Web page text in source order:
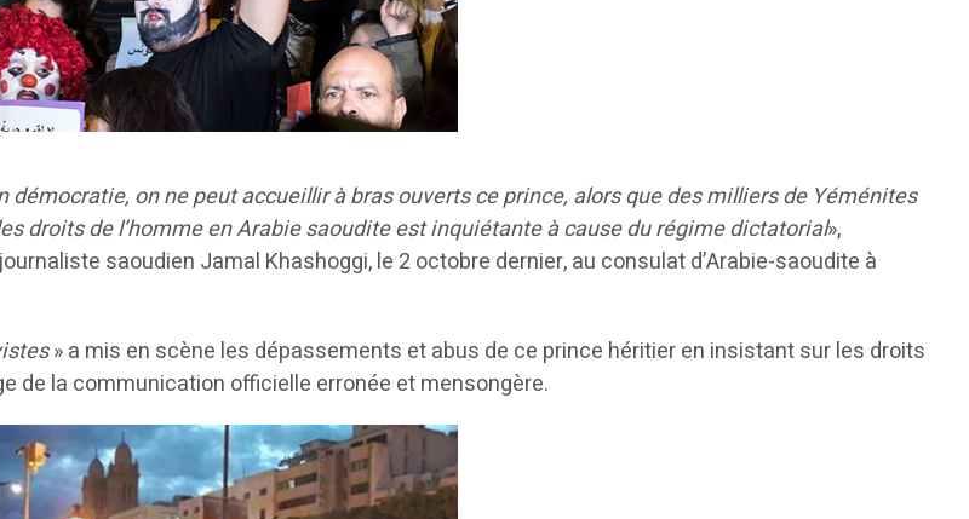
on ne peut accueillir à bras ouverts ce prince, alors que des milliers de Yéménites
droits de l’homme en Arabie saoudite est inquiétante à cause du régime dictatorial»,
saoudien Jamal Khashoggi, le 2 octobre dernier, au consulat d’Arabie-saoudite à
» a mis en scène les dépassements et abus de ce prince héritier en insistant sur les droits
de la communication officielle erronée et mensongère.